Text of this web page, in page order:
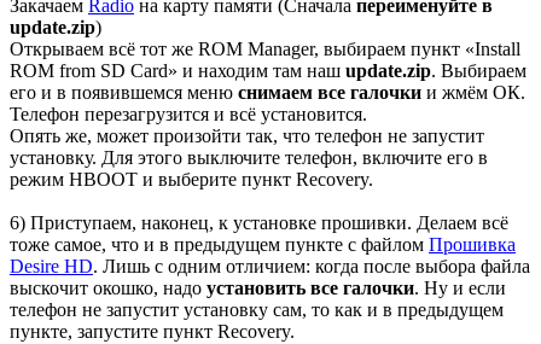
Закачаем Radio на карту памяти (Сначала переименуйте в
update.zip)
Открываем всё тот же ROM Manager, выбираем пункт «Install
ROM from SD Card» и находим там наш update.zip. Выбираем
его и в появившемся меню снимаем все галочки и жмём ОК.
Телефон перезагрузится и всё установится.
Опять же, может произойти так, что телефон не запустит
установку. Для этого выключите телефон, включите его в
режим HBOOT и выберите пункт Recovery.
6) Приступаем, наконец, к установке прошивки. Делаем всё
тоже самое, что и в предыдущем пункте с файлом Прошивка
Desire HD. Лишь с одним отличием: когда после выбора файла
выскочит окошко, надо установить все галочки. Ну и если
телефон не запустит установку сам, то как и в предыдущем
пункте, запустите пункт Recovery.